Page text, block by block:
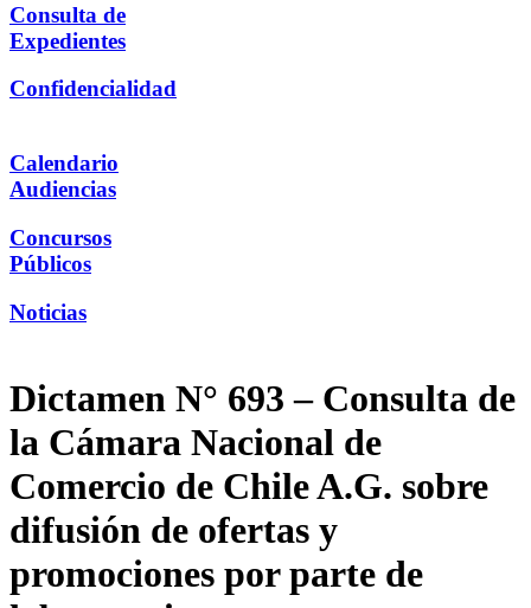
Consulta de
Expedientes
Confidencialidad
Calendario
Audiencias
Concursos
Públicos
Noticias
Dictamen N° 693 – Consulta de
la Cámara Nacional de
Comercio de Chile A.G. sobre
difusión de ofertas y
promociones por parte de